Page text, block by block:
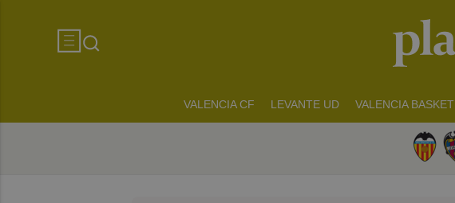
VALENCIA CF LEVANTE UD VALENCIA BASKET